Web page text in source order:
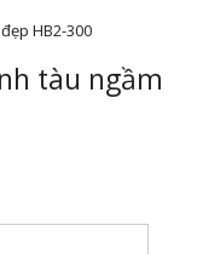
tàu ngầm